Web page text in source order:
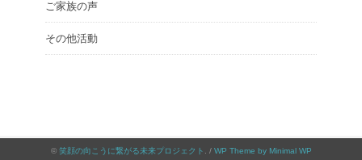
ご家族の声
その他活動
© 笑顔の向こうに繋がる未来プロジェクト . / WP Theme by Minimal WP